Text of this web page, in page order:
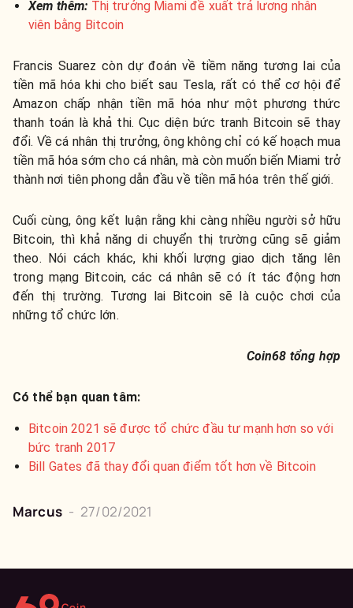
Xem thêm: Thị trưởng Miami đề xuất trả lương nhân
viên bằng Bitcoin
Francis Suarez còn dự đoán về tiềm năng tương lai của
tiền mã hóa khi cho biết sau Tesla, rất có thể cơ hội để
Amazon chấp nhận tiền mã hóa như một phương thức
thanh toán là khả thi. Cục diện bức tranh Bitcoin sẽ thay
đổi. Về cá nhân thị trưởng, ông không chỉ có kế hoạch mua
tiền mã hóa sớm cho cá nhân, mà còn muốn biến Miami trở
thành nơi tiên phong dẫn đầu về tiền mã hóa trên thế giới.
Cuối cùng, ông kết luận rằng khi càng nhiều người sở hữu
Bitcoin, thì khả năng di chuyển thị trường cũng sẽ giảm
theo. Nói cách khác, khi khối lượng giao dịch tăng lên
trong mạng Bitcoin, các cá nhân sẽ có ít tác động hơn
đến thị trường. Tương lai Bitcoin sẽ là cuộc chơi của
những tổ chức lớn.
Coin68 tổng hợp
Có thể bạn quan tâm:
Bitcoin 2021 sẽ được tổ chức đầu tư mạnh hơn so với
bức tranh 2017
Bill Gates đã thay đổi quan điểm tốt hơn về Bitcoin
Marcus - 27/02/2021